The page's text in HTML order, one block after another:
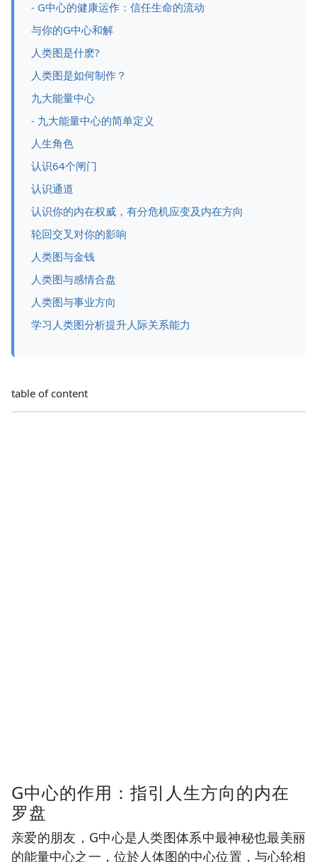
- G中心的健康运作：信任生命的流动
与你的G中心和解
人类图是什麽?
人类图是如何制作？
九大能量中心
- 九大能量中心的简单定义
人生角色
认识64个闸门
认识通道
认识你的内在权威，有分危机应变及内在方向
轮回交叉对你的影响
人类图与金钱
人类图与感情合盘
人类图与事业方向
学习人类图分析提升人际关系能力
table of content
G中心的作用：指引人生方向的内在
罗盘
亲爱的朋友，G中心是人类图体系中最神秘也最美丽
的能量中心之一，位於人体图的中心位置，与心轮相